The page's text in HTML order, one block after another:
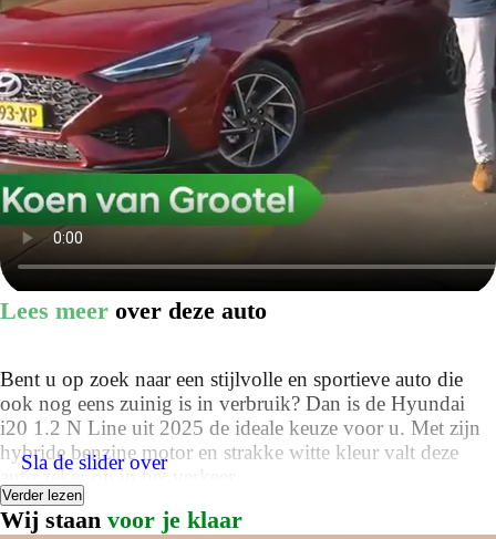
Lees meer over deze auto
Bent u op zoek naar een stijlvolle en sportieve auto die
ook nog eens zuinig is in verbruik? Dan is de Hyundai
i20 1.2 N Line uit 2025 de ideale keuze voor u. Met zijn
hybride benzine motor en strakke witte kleur valt deze
auto zeker op in het verkeer.
Met een vermogen van 84 PK en een kilometerteller die
Verder lezen
Wij staan voor je klaar
Sla de slider over